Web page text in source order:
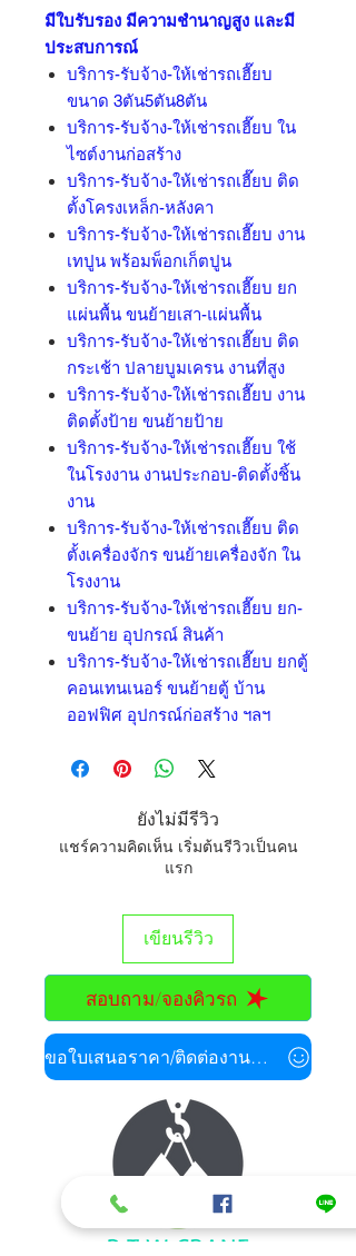
มีใบรับรอง มีความชำนาญสูง และมี
ประสบการณ์
บริการ-รับจ้าง-ให้เช่ารถเฮี๊ยบ
ขนาด 3ตัน5ตัน8ตัน
บริการ-รับจ้าง-ให้เช่ารถเฮี๊ยบ ใน
ไซต์งานก่อสร้าง
บริการ-รับจ้าง-ให้เช่ารถเฮี๊ยบ ติด
ตั้งโครงเหล็ก-หลังคา
บริการ-รับจ้าง-ให้เช่ารถเฮี๊ยบ งาน
เทปูน พร้อมพ็อกเก็ตปูน
บริการ-รับจ้าง-ให้เช่ารถเฮี๊ยบ ยก
แผ่นพื้น ขนย้ายเสา-แผ่นพื้น
บริการ-รับจ้าง-ให้เช่ารถเฮี๊ยบ ติด
กระเช้า ปลายบูมเครน งานที่สูง
บริการ-รับจ้าง-ให้เช่ารถเฮี๊ยบ งาน
ติดตั้งป้าย ขนย้ายป้าย
บริการ-รับจ้าง-ให้เช่ารถเฮี๊ยบ ใช้
ในโรงงาน งานประกอบ-ติดตั้งชิ้น
งาน
บริการ-รับจ้าง-ให้เช่ารถเฮี๊ยบ ติด
ตั้งเครื่องจักร ขนย้ายเครื่องจัก ใน
โรงงาน
บริการ-รับจ้าง-ให้เช่ารถเฮี๊ยบ ยก-
ขนย้าย อุปกรณ์ สินค้า
บริการ-รับจ้าง-ให้เช่ารถเฮี๊ยบ ยกตู้
คอนเทนเนอร์ ขนย้ายตู้ บ้าน
ออฟฟิศ อุปกรณ์ก่อสร้าง ฯลฯ
ยังไม่มีรีวิว
แชร์ความคิดเห็น เริ่มต้นรีวิวเป็นคน
แรก
เขียนรีวิว
สอบถาม/จองคิวรถ
ขอใบเสนอราคา/ติดต่องานด่วน